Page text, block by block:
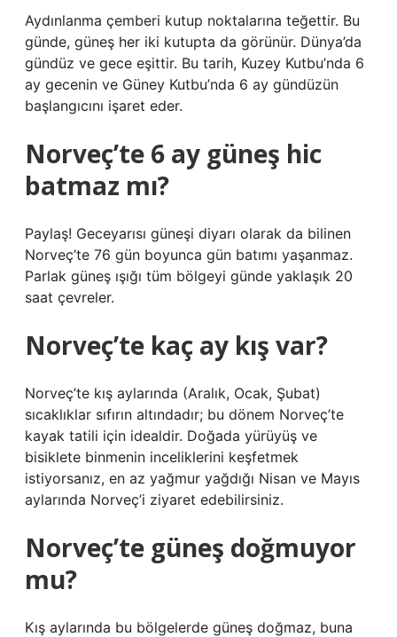
Aydınlanma çemberi kutup noktalarına teğettir. Bu
günde, güneş her iki kutupta da görünür. Dünya’da
gündüz ve gece eşittir. Bu tarih, Kuzey Kutbu’nda 6
ay gecenin ve Güney Kutbu’nda 6 ay gündüzün
başlangıcını işaret eder.
Norveç’te 6 ay güneş hic
batmaz mı?
Paylaş! Geceyarısı güneşi diyarı olarak da bilinen
Norveç’te 76 gün boyunca gün batımı yaşanmaz.
Parlak güneş ışığı tüm bölgeyi günde yaklaşık 20
saat çevreler.
Norveç’te kaç ay kış var?
Norveç’te kış aylarında (Aralık, Ocak, Şubat)
sıcaklıklar sıfırın altındadır; bu dönem Norveç’te
kayak tatili için idealdir. Doğada yürüyüş ve
bisiklete binmenin inceliklerini keşfetmek
istiyorsanız, en az yağmur yağdığı Nisan ve Mayıs
aylarında Norveç’i ziyaret edebilirsiniz.
Norveç’te güneş doğmuyor
mu?
Kış aylarında bu bölgelerde güneş doğmaz, buna